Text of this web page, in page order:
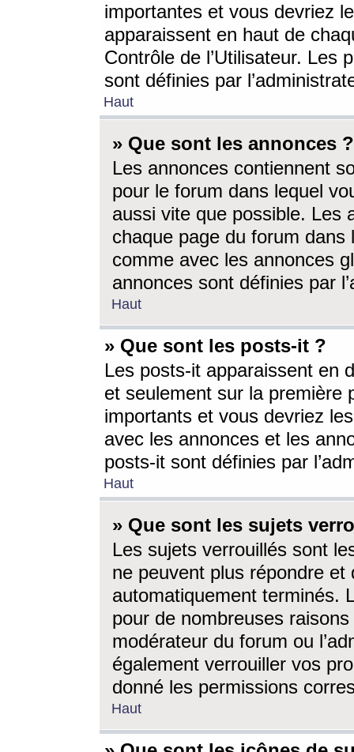
importantes et vous devriez
apparaissent en haut de
Contrôle de l’Utilisateur. Les
sont définies par
Haut
» Que sont les annonces ?
Les annonces contiennent
pour le forum dans lequel
aussi vite que possible. Les
chaque page du forum dans
comme avec les annonces
annonces sont définies par
Haut
» Que sont les posts-it ?
Les posts-it apparaissent en
et seulement sur la première
importants et vous devriez
avec les annonces et les
posts-it sont définies par
Haut
» Que sont les sujets
Les sujets verrouillés sont
ne peuvent plus répondre
automatiquement terminés.
pour de nombreuses
modérateur du forum ou
également verrouiller vos
donné les permissions
Haut